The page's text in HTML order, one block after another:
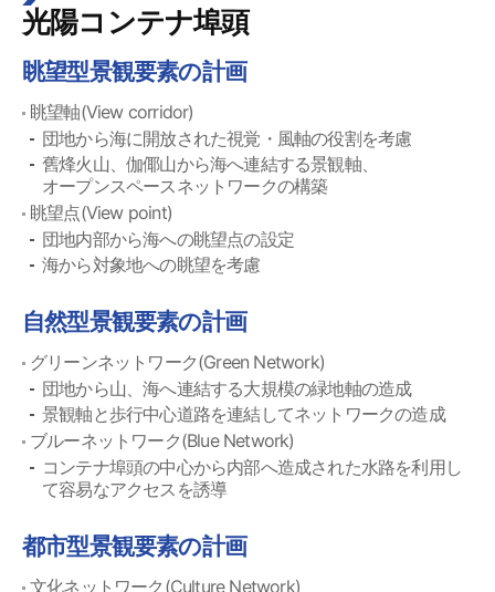
光陽コンテナ埠頭
眺望型景観要素の計画
眺望軸(View corridor)
団地から海に開放された視覚・風軸の役割を考慮
舊烽火山、伽倻山から海へ連結する景観軸、
オープンスペースネットワークの構築
眺望点(View point)
団地内部から海への眺望点の設定
海から対象地への眺望を考慮
自然型景観要素の計画
グリーンネットワーク(Green Network)
団地から山、海へ連結する大規模の緑地軸の造成
景観軸と歩行中心道路を連結してネットワークの造成
ブルーネットワーク(Blue Network)
コンテナ埠頭の中心から内部へ造成された水路を利用し
て容易なアクセスを誘導
都市型景観要素の計画
文化ネットワーク(Culture Network)